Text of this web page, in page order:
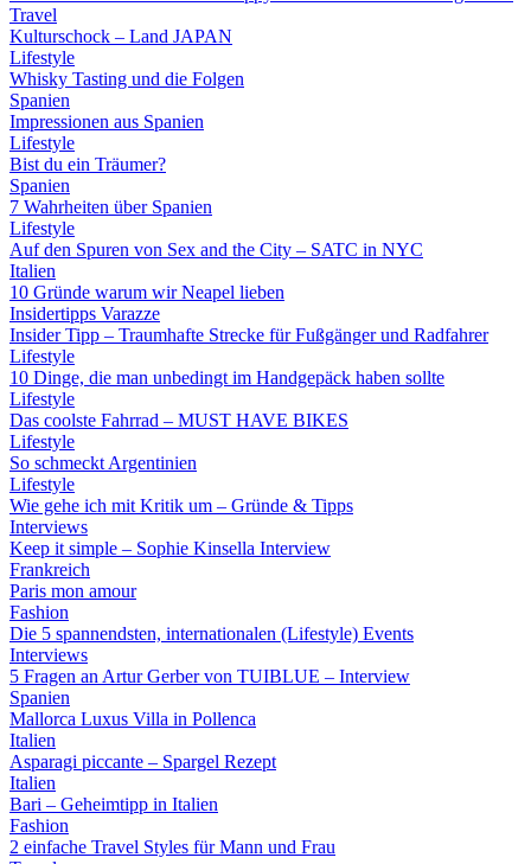
Travel
Kulturschock – Land JAPAN
Lifestyle
Whisky Tasting und die Folgen
Spanien
Impressionen aus Spanien
Lifestyle
Bist du ein Träumer?
Spanien
7 Wahrheiten über Spanien
Lifestyle
Auf den Spuren von Sex and the City – SATC in NYC
Italien
10 Gründe warum wir Neapel lieben
Insidertipps Varazze
Insider Tipp – Traumhafte Strecke für Fußgänger und Radfahrer
Lifestyle
10 Dinge, die man unbedingt im Handgepäck haben sollte
Lifestyle
Das coolste Fahrrad – MUST HAVE BIKES
Lifestyle
So schmeckt Argentinien
Lifestyle
Wie gehe ich mit Kritik um – Gründe & Tipps
Interviews
Keep it simple – Sophie Kinsella Interview
Frankreich
Paris mon amour
Fashion
Die 5 spannendsten, internationalen (Lifestyle) Events
Interviews
5 Fragen an Artur Gerber von TUIBLUE – Interview
Spanien
Mallorca Luxus Villa in Pollenca
Italien
Asparagi piccante – Spargel Rezept
Italien
Bari – Geheimtipp in Italien
Fashion
2 einfache Travel Styles für Mann und Frau